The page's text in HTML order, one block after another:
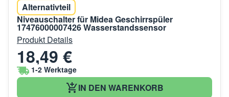
Alternativteil
Niveauschalter für Midea Geschirrspüler
17476000007426 Wasserstandssensor
Produkt Details
18,49 €
1-2 Werktage
IN DEN WARENKORB